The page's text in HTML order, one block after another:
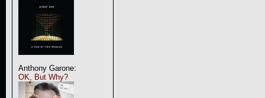
Anthony Garone:
OK, But Why?